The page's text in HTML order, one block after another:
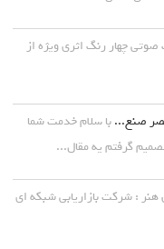
صوتی چهار رنگ اثری ویژه از
عصر صنع... با سلام خدمت شما
گرفتم یه مقال...
هنر : شرکت بازاریابی شبکه ای